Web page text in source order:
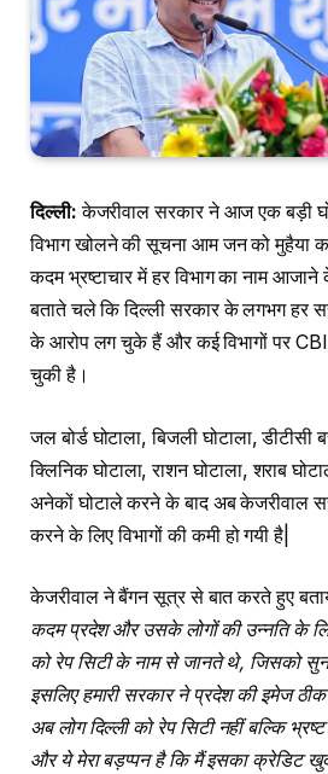
दिल्ली: केजरीवाल सरकार ने आज एक बड़ी
विभाग खोलने की सूचना आम जन को मुहैया
कदम भ्रष्टाचार में हर विभाग का नाम
बताते चले कि दिल्ली सरकार के लगभग हर
के आरोप लग चुके हैं और कई विभागों पर
चुकी है।
जल बोर्ड घोटाला, बिजली घोटाला, डीटीसी
क्लिनिक घोटाला, राशन घोटाला, शराब
अनेकों घोटाले करने के बाद अब केजरीवाल
करने के लिए विभागों की कमी हो गयी है|
केजरीवाल ने बैंगन सूत्र से बात करते हुए
कदम प्रदेश और उसके लोगों की उन्नति के
को रेप सिटी के नाम से जानते थे, जिसको
इसलिए हमारी सरकार ने प्रदेश की इमेज ठीक
अब लोग दिल्ली को रेप सिटी नहीं बल्कि
और ये मेरा बड़प्पन है कि मैं इसका क्रेडिट